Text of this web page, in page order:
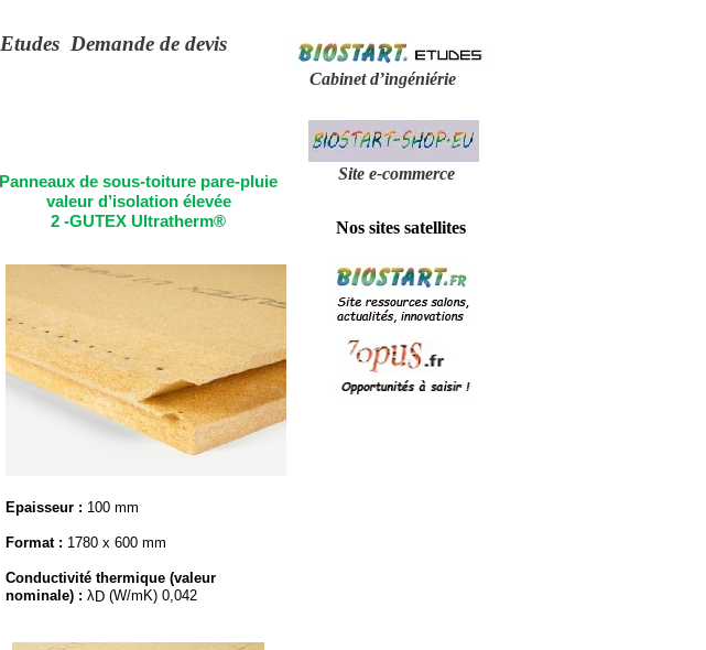
Panneaux de sous-toiture pare-pluie
valeur d’isolation élevée
2 -GUTEX Ultratherm®
Epaisseur : 100 mm
Format : 1780 x 600 mm
Conductivité thermique (valeur
nominale) : λD (W/mK) 0,042
Etudes Demande de devis
Cabinet d’ingéniérie
Nos sites satellites
Site e-commerce